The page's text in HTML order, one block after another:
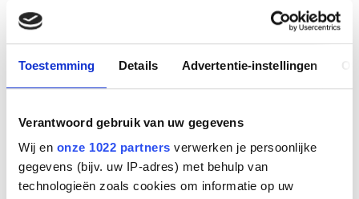
Toestemming Details Advertentie-instellingen
Verantwoord gebruik van uw gegevens
Wij en onze 1022 partners verwerken je persoonlijke
gegevens (bijv. uw IP-adres) met behulp van
technologieën zoals cookies om informatie op uw
wondpleisters in diverse maten voor optimale
Opvallend en veilig: Blauwe kleur en detectiefolie
voor snelle opsporing en extra voedselveiligheid.
Hoogwaardige materialen: Elastisch textiel voor
voor pijnloos verwijderen.
Gebruiksvriendelijk: Zelfklevend ontwerp voor
snelle en eenvoudige toepassing.
Met het wondpleister assortiment detecteerbaar bent